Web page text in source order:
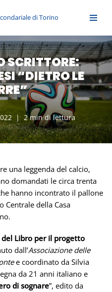
di Torino
SCRITTORE:
“DIETRO LE
2 min di lettura
una leggenda del calcio,
domandati le circa trenta
hanno incontrato il pallone
Centrale della Casa
del Libro per il progetto
dall’Associazione delle
e coordinato da Silvia
da 21 anni italiano e
di sognare”, edito da